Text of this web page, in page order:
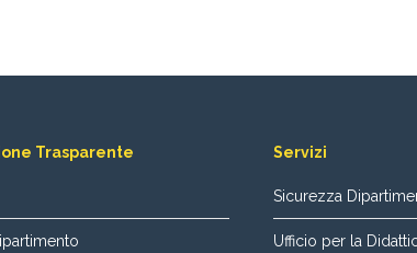
Trasparente Servizi
Sicurezza
Ufficio per la